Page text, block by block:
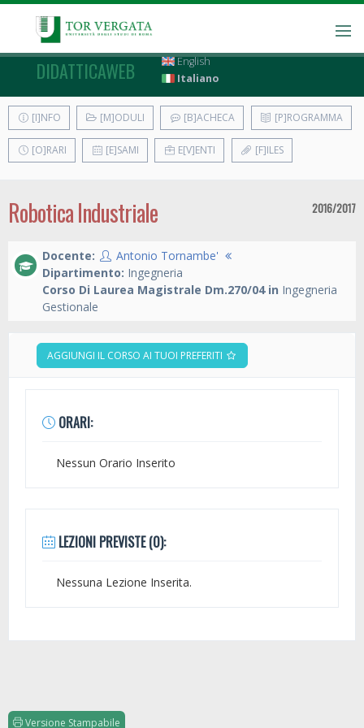
DIDATTICAWEB
English
Italiano
[I]NFO [M]ODULI [B]ACHECA [P]ROGRAMMA
[O]RARI [E]SAMI E[V]ENTI [F]ILES
Robotica Industriale 2016/2017
Docente:
Antonio Tornambe'
Dipartimento: Ingegneria
Corso Di Laurea Magistrale Dm.270/04 in Ingegneria
Gestionale
AGGIUNGI IL CORSO AI TUOI PREFERITI
ORARI:
Nessun Orario Inserito
LEZIONI PREVISTE (0):
Nessuna Lezione Inserita.
Versione Stampabile